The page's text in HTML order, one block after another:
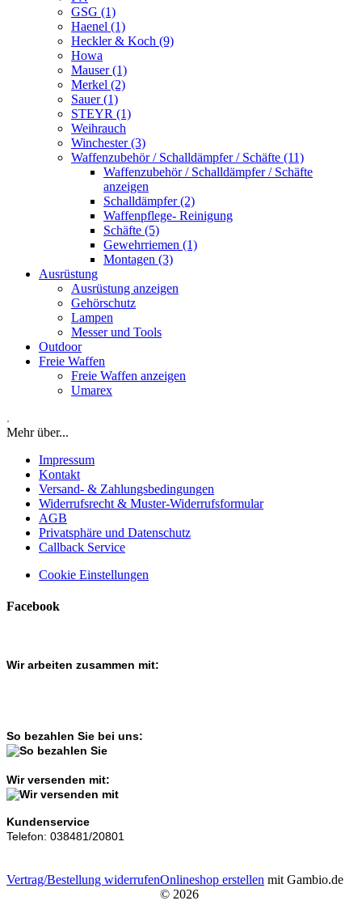
GSG (1)
Haenel (1)
Heckler & Koch (9)
Howa
Mauser (1)
Merkel (2)
Sauer (1)
STEYR (1)
Weihrauch
Winchester (3)
Waffenzubehör / Schalldämpfer / Schäfte (11)
Waffenzubehör / Schalldämpfer / Schäfte
anzeigen
Schalldämpfer (2)
Waffenpflege- Reinigung
Schäfte (5)
Gewehrriemen (1)
Montagen (3)
Ausrüstung
Ausrüstung anzeigen
Gehörschutz
Lampen
Messer und Tools
Outdoor
Freie Waffen
Freie Waffen anzeigen
Umarex
.
Mehr über...
Impressum
Kontakt
Versand- & Zahlungsbedingungen
Widerrufsrecht & Muster-Widerrufsformular
AGB
Privatsphäre und Datenschutz
Callback Service
Cookie Einstellungen
Facebook
Wir arbeiten zusammen mit:
So bezahlen Sie bei uns:
Wir versenden mit:
Kundenservice
Telefon: 038481/20801
Vertrag/Bestellung widerrufenOnlineshop erstellen mit Gambio.de
© 2026